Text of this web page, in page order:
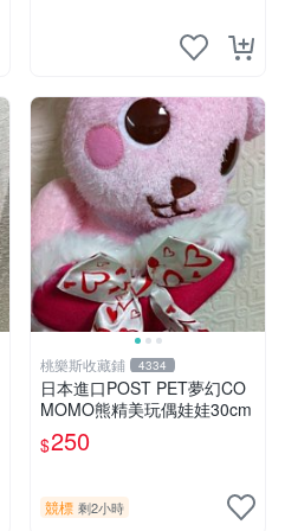
桃樂斯收藏鋪 4334
日本進口POST PET夢幻CO
MOMO熊精美玩偶娃娃30cm
$250
競標 剩2小時